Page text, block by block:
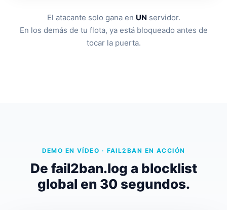
El atacante solo gana en UN servidor.
En los demás de tu flota, ya está bloqueado antes de
tocar la puerta.
DEMO EN VÍDEO · FAIL2BAN EN ACCIÓN
De fail2ban.log a blocklist
global en 30 segundos.